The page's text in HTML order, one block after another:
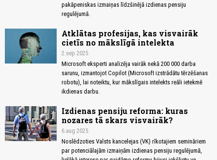
pakāpeniskas izmaiņas līdzšinējā izdienas pensiju
regulējumā.
Atklātas profesijas, kas visvairāk
cietīs no mākslīgā intelekta
2.sep 2025
Microsoft eksperti analizēja vairāk nekā 200 000 darba
sarunu, izmantojot Copilot (Microsoft izstrādātu tērzēšanas
robotu), lai noteiktu, kur mākslīgais intelekts reāli ietekmē
ikdienas darbu.
Izdienas pensiju reforma: kuras
nozares tā skars visvairāk?
6.aug 2025
Noslēdzoties Valsts kancelejas (VK) rīkotajiem semināriem
par potenciālajām izmaiņām izdienas pensiju regulējumā,